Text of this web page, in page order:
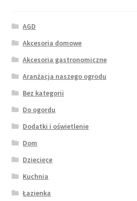
AGD
Akcesoria domowe
Akcesoria gastronomiczne
Aranżacja naszego ogrodu
Bez kategorii
Do ogordu
Dodatki i oświetlenie
Dom
Dziecięce
Kuchnia
Łazienka